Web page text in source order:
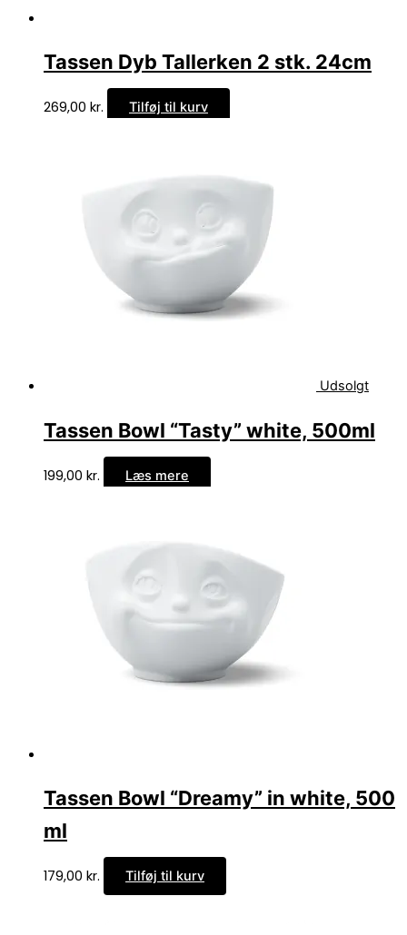
Tassen Dyb Tallerken 2 stk. 24cm
269,00 kr. Tilføj til kurv
Udsolgt
Tassen Bowl “Tasty” white, 500ml
199,00 kr. Læs mere
Tassen Bowl “Dreamy” in white, 500
ml
179,00 kr. Tilføj til kurv